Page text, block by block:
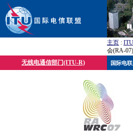
主页 :
会(RA-07)
无线电通信部门(ITU-R)
国际电